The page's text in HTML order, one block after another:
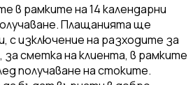
в рамките на 14 календарни
Плащанията ще
с изключение на разходите за
сметка на клиента, в рамките
получаване на стоките.